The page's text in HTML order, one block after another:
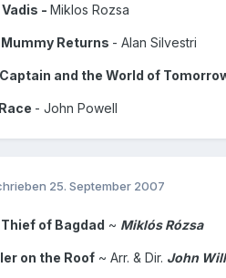
Vadis - Miklos Rozsa
Returns - Alan Silvestri
and the World of
- John Powell
25. September 2007
of Bagdad ~ Miklós Rózsa
on the Roof ~ Arr. & Dir. John